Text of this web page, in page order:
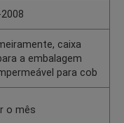
caixa
a embalagem
para cob
o mês